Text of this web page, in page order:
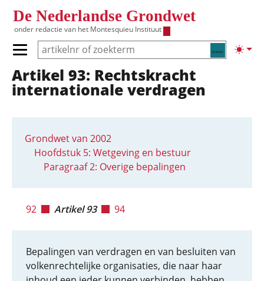
De Nederlandse Grondwet
onder redactie van het Montesquieu Instituut
Zoeken
Primair menu tonen/verbergen
Hoofdnavigatie
Artikel 93: Rechtskracht
internationale verdragen
Grondwet van 2002
Hoofdstuk 5: Wetgeving en bestuur
Paragraaf 2: Overige bepalingen
92 Artikel 93 94
Bepalingen van verdragen en van besluiten van
volkenrechtelijke organisaties, die naar haar